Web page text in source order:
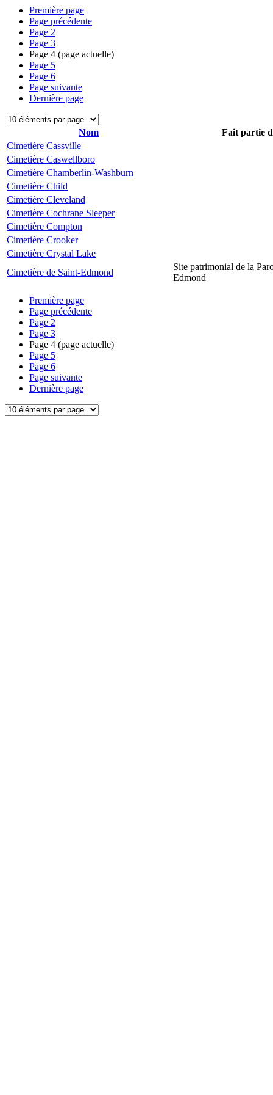
Première page
Page précédente
Page 2
Page 3
Page 4 (page actuelle)
Page 5
Page 6
Page suivante
Dernière page
Nom
Fait partie
Cimetière Cassville
Cimetière Caswellboro
Cimetière Chamberlin-Washburn
Cimetière Child
Cimetière Cleveland
Cimetière Cochrane Sleeper
Cimetière Compton
Cimetière Crooker
Cimetière Crystal Lake
Cimetière de Saint-Edmond
Site patrimonial de la
Edmond
Première page
Page précédente
Page 2
Page 3
Page 4 (page actuelle)
Page 5
Page 6
Page suivante
Dernière page